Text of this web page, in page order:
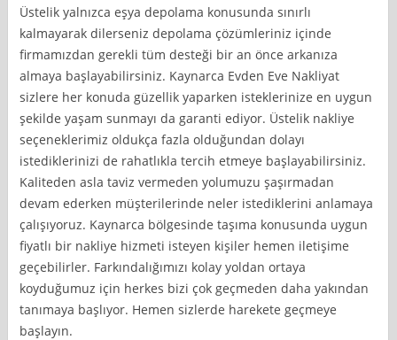
Üstelik yalnızca eşya depolama konusunda sınırlı
kalmayarak dilerseniz depolama çözümleriniz içinde
firmamızdan gerekli tüm desteği bir an önce arkanıza
almaya başlayabilirsiniz. Kaynarca Evden Eve Nakliyat
sizlere her konuda güzellik yaparken isteklerinize en uygun
şekilde yaşam sunmayı da garanti ediyor. Üstelik nakliye
seçeneklerimiz oldukça fazla olduğundan dolayı
istediklerinizi de rahatlıkla tercih etmeye başlayabilirsiniz.
Kaliteden asla taviz vermeden yolumuzu şaşırmadan
devam ederken müşterilerinde neler istediklerini anlamaya
çalışıyoruz. Kaynarca bölgesinde taşıma konusunda uygun
fiyatlı bir nakliye hizmeti isteyen kişiler hemen iletişime
geçebilirler. Farkındalığımızı kolay yoldan ortaya
koyduğumuz için herkes bizi çok geçmeden daha yakından
tanımaya başlıyor. Hemen sizlerde harekete geçmeye
başlayın.